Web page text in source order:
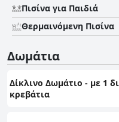
Πισίνα για Παιδιά
Θερμαινόμενη Πισίνα
Δωμάτια
Δίκλινο Δωμάτιο - με 1
κρεβάτια